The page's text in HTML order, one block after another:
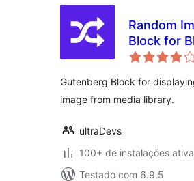
Random
Block for
Editor
Gutenberg Block for
image from media library.
ultraDevs
100+ de instalações
Testado com 6.9.5